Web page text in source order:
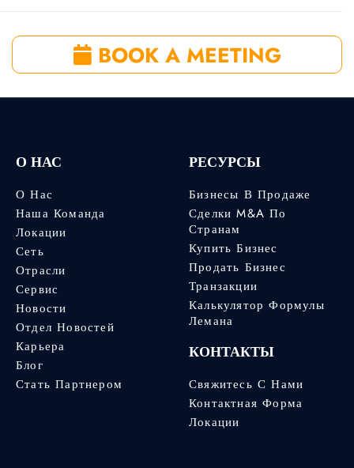
BOOK A MEETING
О НАС
О Нас
Наша Команда
Локации
Сеть
Отрасли
Сервис
Новости
Отдел Новостей
Карьера
Блог
Стать Партнером
РЕСУРСЫ
Бизнесы В Продаже
Сделки M&A По
Странам
Купить Бизнес
Продать Бизнес
Транзакции
Калькулятор Формулы
Лемана
КОНТАКТЫ
Свяжитесь С Нами
Контактная Форма
Локации